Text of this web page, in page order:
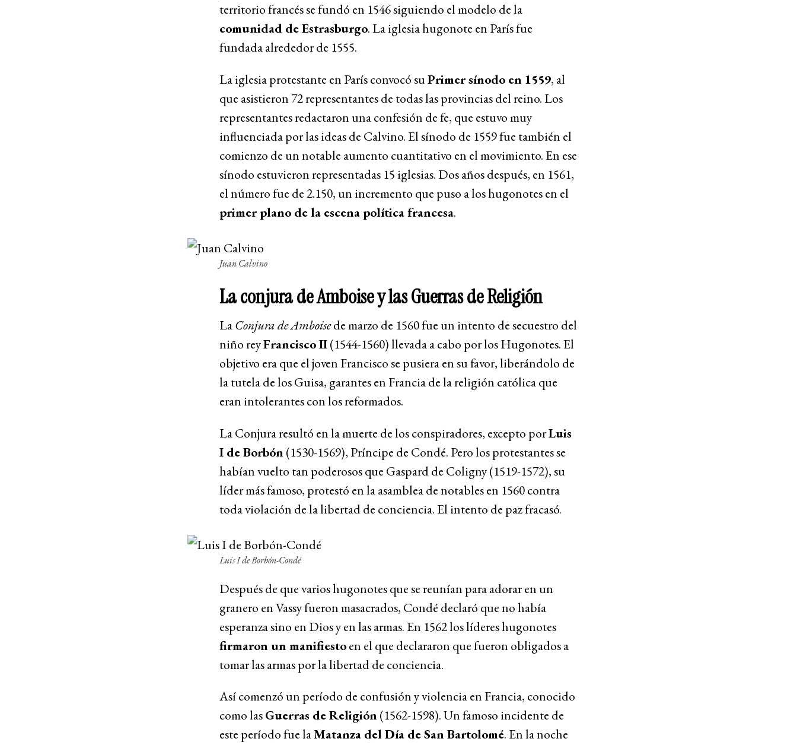
territorio francés se fundó en 1546 siguiendo el modelo de la
comunidad de Estrasburgo. La iglesia hugonote en París fue
fundada alrededor de 1555.
La iglesia protestante en París convocó suPrimer sínodo en 1559, al
que asistieron 72 representantes de todas las provincias del reino. Los
representantes redactaron una confesión de fe, que estuvo muy
influenciada por las ideas de Calvino. El sínodo de 1559 fue también el
comienzo de un notable aumento cuantitativo en el movimiento. En ese
sínodo estuvieron representadas 15 iglesias. Dos años después, en 1561,
el número fue de 2.150, un incremento que puso a los hugonotes en el
primer plano de la escena política francesa.
Juan Calvino
La conjura de Amboise y las Guerras de Religión
LaConjura de Amboisede marzo de 1560 fue un intento de secuestro del
niño reyFrancisco II(1544-1560) llevada a cabo por los Hugonotes. El
objetivo era que el joven Francisco se pusiera en su favor, liberándolo de
la tutela de los Guisa, garantes en Francia de la religión católica que
eran intolerantes con los reformados.
La Conjura resultó en la muerte de los conspiradores, excepto porLuis
I de Borbón (1530-1569), Príncipe de Condé. Pero los protestantes se
habían vuelto tan poderosos que Gaspard de Coligny (1519-1572), su
líder más famoso, protestó en la asamblea de notables en 1560 contra
toda violación de la libertad de conciencia. El intento de paz fracasó.
Luis I de Borbón-Condé
Después de que varios hugonotes que se reunían para adorar en un
granero en Vassy fueron masacrados, Condé declaró que no había
esperanza sino en Dios y en las armas. En 1562 los líderes hugonotes
firmaron un manifiestoen el que declararon que fueron obligados a
tomar las armas por la libertad de conciencia.
Así comenzó un período de confusión y violencia en Francia, conocido
como lasGuerras de Religión (1562-1598). Un famoso incidente de
este período fue laMatanza del Día de San Bartolomé. En la noche